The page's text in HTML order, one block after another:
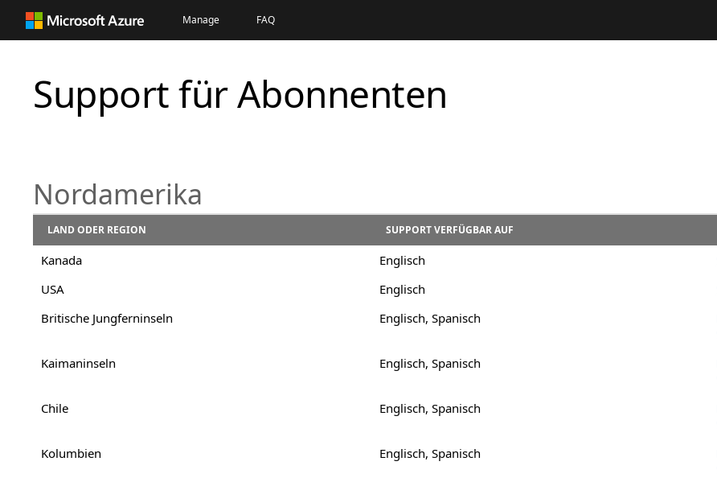
Manage FAQ
Support für Abonnenten
Nordamerika
LAND ODER REGION SUPPORT VERFÜGBAR AUF
Kanada Englisch
USA
Englisch
Britische Jungferninseln
Englisch, Spanisch
Kaimaninseln
Englisch, Spanisch
Chile
Englisch, Spanisch
Kolumbien
Englisch, Spanisch